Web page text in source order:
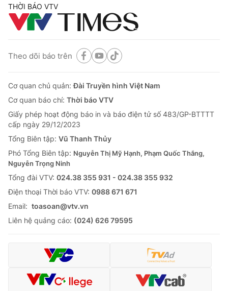
THỜI BÁO VTV
Theo dõi báo trên
Cơ quan chủ quản:Đài Truyền hình Việt Nam
Cơ quan báo chí: Thời báo VTV
Giấy phép hoạt động báo in và báo điện tử số 483/GP-BTTTT
cấp ngày 29/12/2023
Tổng Biên tập: Vũ Thanh Thủy
Phó Tổng Biên tập: Nguyễn Thị Mỹ Hạnh, Phạm Quốc Thắng,
Nguyễn Trọng Ninh
Tổng đài VTV: 024.38 355 931 - 024.38 355 932
Ðiện thoại Thời báo VTV: 0988 671 671
Email: toasoan@vtv.vn
Liên hệ quảng cáo: (024) 626 79595